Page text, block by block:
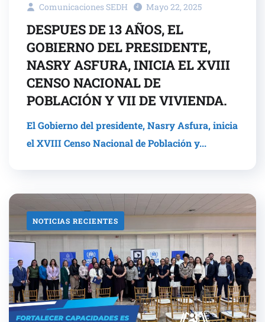
Comunicaciones SEDH Mayo 22, 2025
DESPUES DE 13 AÑOS, EL
GOBIERNO DEL PRESIDENTE,
NASRY ASFURA, INICIA EL XVIII
CENSO NACIONAL DE
POBLACIÓN Y VII DE VIVIENDA.
El Gobierno del presidente, Nasry Asfura, inicia
el XVIII Censo Nacional de Población y...
NOTICIAS RECIENTES